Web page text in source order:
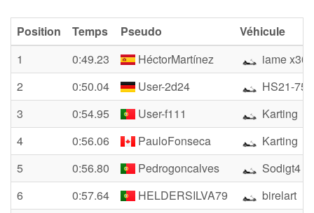
Position Temps Pseudo
Véhicule
1
0:49.23 HéctorMartínez
iame x30
2
0:50.04 User-2d24
HS21-75
3
0:54.95 User-f111
Karting
4
0:56.06 PauloFonseca
Karting
5
0:56.80 Pedrogoncalves
Sodigt4
6
0:57.64 HELDERSILVA79
birelart